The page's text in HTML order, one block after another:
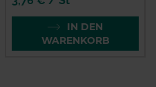
IN DEN
WARENKORB